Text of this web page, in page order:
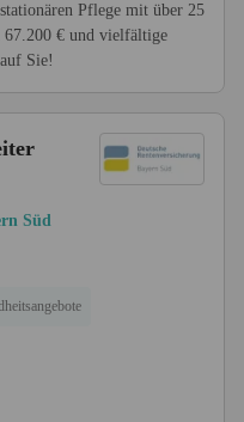
Pflege mit über 25
67.200 € und vielfältige
Sie!
Süd